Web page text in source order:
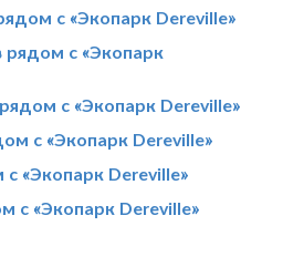
с «Экопарк Dereville»
рядом с «Экопарк
с «Экопарк Dereville»
с «Экопарк Dereville»
«Экопарк Dereville»
с «Экопарк Dereville»